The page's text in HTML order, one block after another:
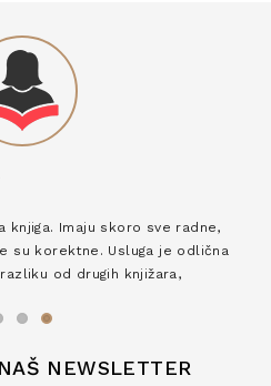
knjiga. Imaju skoro sve radne,
su korektne. Usluga je odlična
od drugih knjižara,
NEWSLETTER